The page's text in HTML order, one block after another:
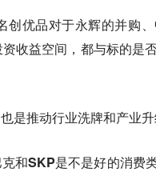
创优品对于永辉的并购
收益空间，都与标的是
是推动行业洗牌和产业升
和SKP是不是好的消费